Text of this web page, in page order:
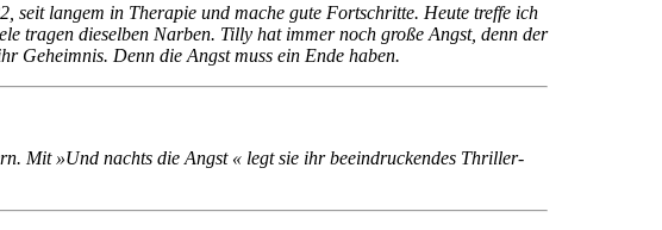
seit langem in Therapie und mache gute Fortschritte. Heute treffe ich
tragen dieselben Narben. Tilly hat immer noch große Angst, denn der
Geheimnis. Denn die Angst muss ein Ende haben.
Mit »Und nachts die Angst « legt sie ihr beeindruckendes Thriller-